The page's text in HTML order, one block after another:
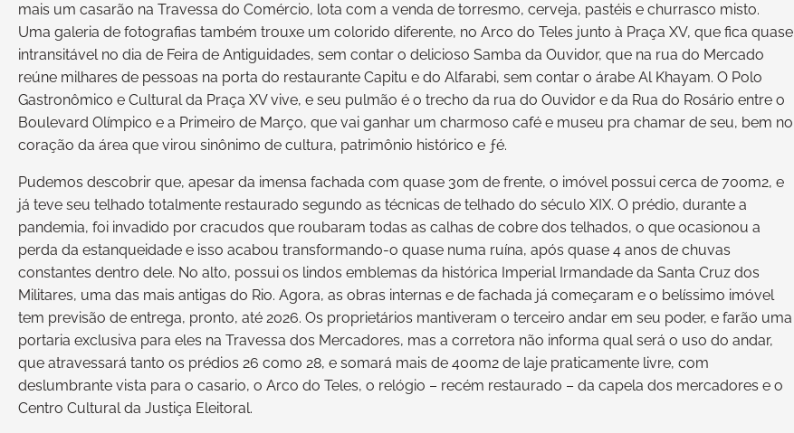
mais um casarão na Travessa do Comércio, lota com a venda de torresmo, cerveja, pastéis e churrasco misto.
Uma galeria de fotografias também trouxe um colorido diferente, no Arco do Teles junto à Praça XV, que fica quase
intransitável no dia de Feira de Antiguidades, sem contar o delicioso Samba da Ouvidor, que na rua do Mercado
reúne milhares de pessoas na porta do restaurante Capitu e do Alfarabi, sem contar o árabe Al Khayam. O Polo
Gastronômico e Cultural da Praça XV vive, e seu pulmão é o trecho da rua do Ouvidor e da Rua do Rosário entre o
Boulevard Olímpico e a Primeiro de Março, que vai ganhar um charmoso café e museu pra chamar de seu, bem no
coração da área que virou sinônimo de cultura, patrimônio histórico e ƒé.
Pudemos descobrir que, apesar da imensa fachada com quase 30m de frente, o imóvel possui cerca de 700m2, e
já teve seu telhado totalmente restaurado segundo as técnicas de telhado do século XIX. O prédio, durante a
pandemia, foi invadido por cracudos que roubaram todas as calhas de cobre dos telhados, o que ocasionou a
perda da estanqueidade e isso acabou transformando-o quase numa ruína, após quase 4 anos de chuvas
constantes dentro dele. No alto, possui os lindos emblemas da histórica Imperial Irmandade da Santa Cruz dos
Militares, uma das mais antigas do Rio. Agora, as obras internas e de fachada já começaram e o belíssimo imóvel
tem previsão de entrega, pronto, até 2026. Os proprietários mantiveram o terceiro andar em seu poder, e farão uma
portaria exclusiva para eles na Travessa dos Mercadores, mas a corretora não informa qual será o uso do andar,
que atravessará tanto os prédios 26 como 28, e somará mais de 400m2 de laje praticamente livre, com
deslumbrante vista para o casario, o Arco do Teles, o relógio – recém restaurado – da capela dos mercadores e o
Centro Cultural da Justiça Eleitoral.